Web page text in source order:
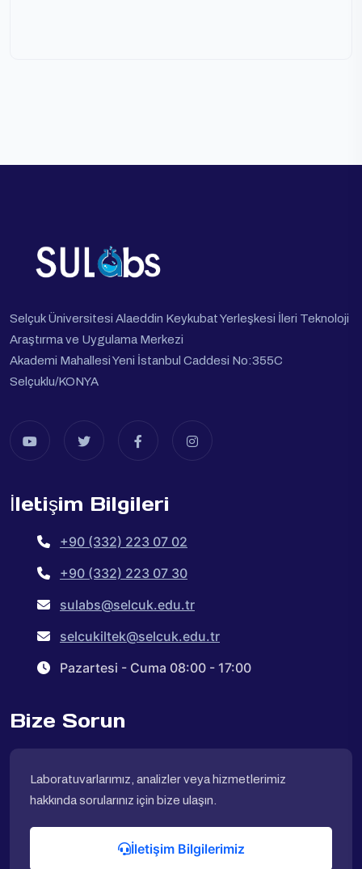
Selçuk Üniversitesi Alaeddin Keykubat Yerleşkesi İleri Teknoloji
Araştırma ve Uygulama Merkezi
Akademi Mahallesi Yeni İstanbul Caddesi No:355C
Selçuklu/KONYA
İletişim Bilgileri
+90 (332) 223 07 02
+90 (332) 223 07 30
sulabs@selcuk.edu.tr
selcukiltek@selcuk.edu.tr
Pazartesi - Cuma 08:00 - 17:00
Bize Sorun
Laboratuvarlarımız, analizler veya hizmetlerimiz
hakkında sorularınız için bize ulaşın.
İletişim Bilgilerimiz